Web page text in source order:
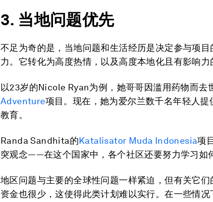
3. 当地问题优先
不足为奇的是，当地问题和生活经历是决定参与项
力。它转化为高度热情，以及高度本地化且有影响力
以23岁的Nicole Ryan为例，她哥哥因滥用药物而去
Adventure项目。现在，她为爱尔兰数千名年轻人
教育。
Randa Sandhita的Katalisator Muda Indonesia项
突观念——在这个国家中，各个社区还要努力学习如
地区问题与主要的全球性问题一样紧迫，但有关它
资金也很少，这使得此类计划难以实行。在一些情